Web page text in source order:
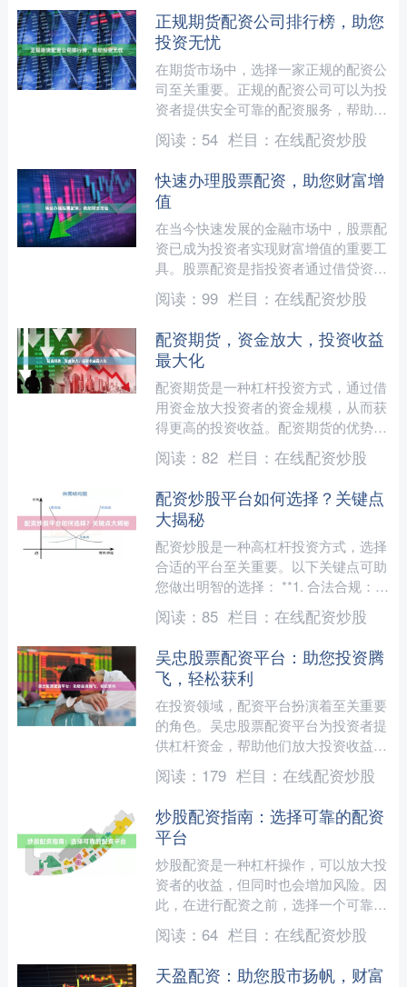
正规期货配资公司排行榜，助您
投资无忧
在期货市场中，选择一家正规的配资公
司至关重要。正规的配资公司可以为投
资者提供安全可靠的配资服务，帮助投
资者放大收益，降低风险。 根据业内
权威机构的评选，以下为正....
阅读： 54 栏目： 在线配资炒股
快速办理股票配资，助您财富增
值
在当今快速发展的金融市场中，股票配
资已成为投资者实现财富增值的重要工
具。股票配资是指投资者通过借贷资金
来放大投资规模，从而获得更高的收
益。 股票配资的优势显而易....
阅读： 99 栏目： 在线配资炒股
配资期货，资金放大，投资收益
最大化
配资期货是一种杠杆投资方式，通过借
用资金放大投资者的资金规模，从而获
得更高的投资收益。配资期货的优势在
于： * **资金放大：**配资可以放大投
资者的资金规模，....
阅读： 82 栏目： 在线配资炒股
配资炒股平台如何选择？关键点
大揭秘
配资炒股是一种高杠杆投资方式，选择
合适的平台至关重要。以下关键点可助
您做出明智的选择： **1. 合法合规：**
选择持有正规金融监管机构颁发牌照的
平台，确保其....
阅读： 85 栏目： 在线配资炒股
吴忠股票配资平台：助您投资腾
飞，轻松获利
在投资领域，配资平台扮演着至关重要
的角色。吴忠股票配资平台为投资者提
供杠杆资金，帮助他们放大投资收益，
实现财富增值。 **优势显著** * **资金
放大：**配....
阅读： 179 栏目： 在线配资炒股
炒股配资指南：选择可靠的配资
平台
炒股配资是一种杠杆操作，可以放大投
资者的收益，但同时也会增加风险。因
此，在进行配资之前，选择一个可靠的
配资平台至关重要。 **选择配资平台的
注意事项：** * ....
阅读： 64 栏目： 在线配资炒股
天盈配资：助您股市扬帆，财富